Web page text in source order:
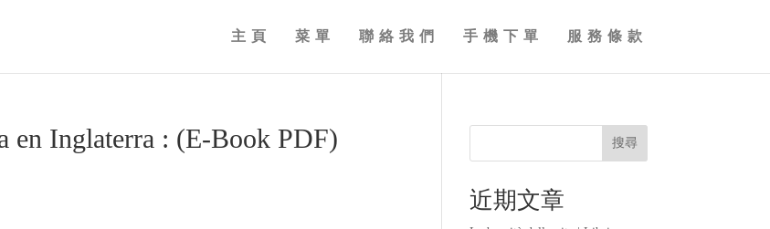
主頁 菜單 聯絡我們 手機下單 服務條款
en Inglaterra : (E-Book PDF) 搜尋
近期文章